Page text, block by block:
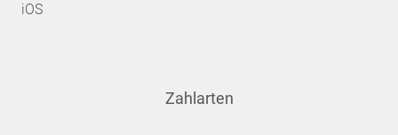
iOS
Zahlarten